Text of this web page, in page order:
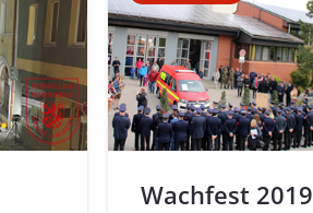
Wachfest 2019